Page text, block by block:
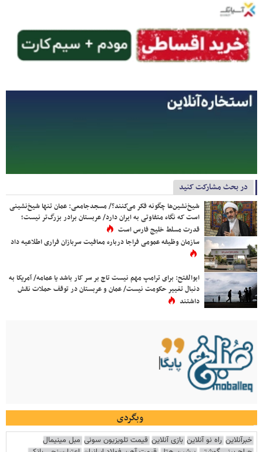
در بحث مشارکت کنید
شیخ‌نشین‌ها چگونه فکر می‌کنند؟/ مسجدجامعی: عمان تنها شیخ‌نشینی
است که نگاه متفاوتی به ایران دارد/ عربستان برادر بزرگ‌تر نیست؛
قدرت مسلط خلیج فارس است
سازمان وظیفه عمومی فراجا درباره معافیت سربازان فراری اطلاعیه داد
ابوالفتح: برای ترامپ مهم نیست تاج بر سر کار باشد یا عمامه/ آمریکا به
دنبال تغییر حکومت نیست/ عمان و عربستان در توقف حملات نقش
داشتند
وبگردی
خبرآنلاین راه نو آنلاین بازی آنلاین قیمت تلویزیون سونی مبل مینیمال